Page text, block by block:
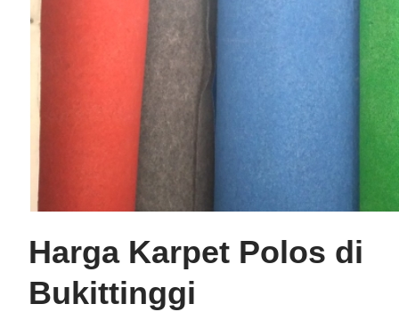
Harga Karpet Polos di
Bukittinggi